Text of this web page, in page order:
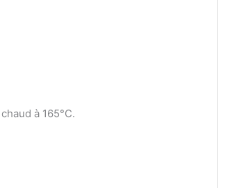
à 165°C.